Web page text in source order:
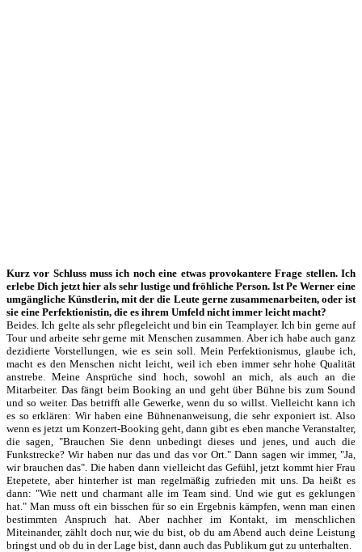
Kurz vor Schluss muss ich noch eine etwas provokantere Frage stellen. Ich
erlebe Dich jetzt hier als sehr lustige und fröhliche Person. Ist Pe Werner eine
umgängliche Künstlerin, mit der die Leute gerne zusammenarbeiten, oder ist
sie eine Perfektionistin, die es ihrem Umfeld nicht immer leicht macht?
Beides. Ich gelte als sehr pflegeleicht und bin ein Teamplayer. Ich bin gerne auf
Tour und arbeite sehr gerne mit Menschen zusammen. Aber ich habe auch ganz
dezidierte Vorstellungen, wie es sein soll. Mein Perfektionismus, glaube ich,
macht es den Menschen nicht leicht, weil ich eben immer sehr hohe Qualität
anstrebe. Meine Ansprüche sind hoch, sowohl an mich, als auch an die
Mitarbeiter. Das fängt beim Booking an und geht über Bühne bis zum Sound
und so weiter. Das betrifft alle Gewerke, wenn du so willst. Vielleicht kann ich
es so erklären: Wir haben eine Bühnenanweisung, die sehr exponiert ist. Also
wenn es jetzt um Konzert-Booking geht, dann gibt es eben manche Veranstalter,
die sagen, "Brauchen Sie denn unbedingt dieses und jenes, und auch die
Funkstrecke? Wir haben nur das und das vor Ort." Dann sagen wir immer, "Ja,
wir brauchen das". Die haben dann vielleicht das Gefühl, jetzt kommt hier Frau
Etepetete, aber hinterher ist man regelmäßig zufrieden mit uns. Da heißt es
dann: "Wie nett und charmant alle im Team sind. Und wie gut es geklungen
hat." Man muss oft ein bisschen für so ein Ergebnis kämpfen, wenn man einen
bestimmten Anspruch hat. Aber nachher im Kontakt, im menschlichen
Miteinander, zählt doch nur, wie du bist, ob du am Abend auch deine Leistung
bringst und ob du in der Lage bist, dann auch das Publikum gut zu unterhalten.